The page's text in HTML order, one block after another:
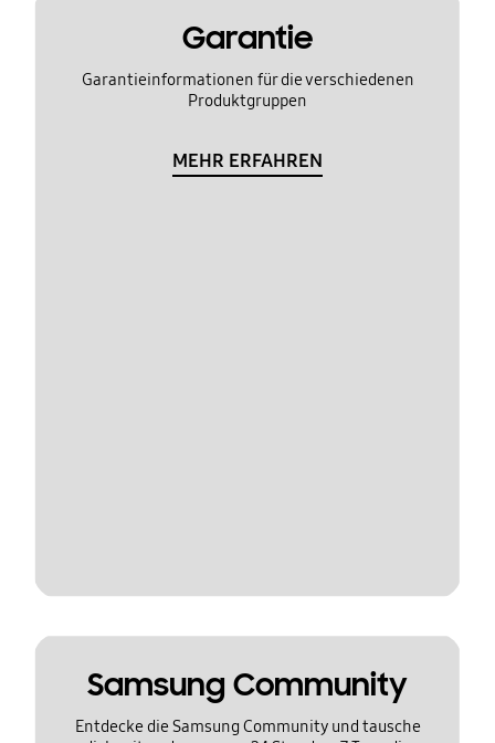
Garantie
Garantieinformationen für die verschiedenen
Produktgruppen
MEHR ERFAHREN
Samsung Community
Entdecke die Samsung Community und tausche